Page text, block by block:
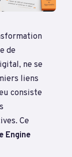
de
ne se
liens
consiste
Ce
Engine